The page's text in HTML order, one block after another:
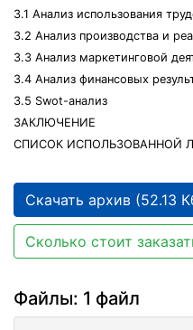
3.1 Анализ использования
3.2 Анализ производства и
3.3 Анализ маркетинговой
3.4 Анализ финансовых
3.5 Swot-анализ
ЗАКЛЮЧЕНИЕ
СПИСОК ИСПОЛЬЗОВАННОЙ
Скачать архив (52.13
Сколько стоит
Файлы: 1 файл